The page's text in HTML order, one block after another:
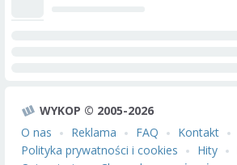
WYKOP © 2005-2026
O nas
Reklama FAQ Kontakt
Polityka prywatności i cookies
Hity